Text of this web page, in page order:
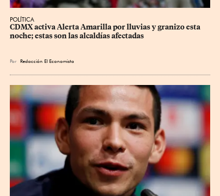
POLÍTICA
CDMX activa Alerta Amarilla por lluvias y granizo esta
noche; estas son las alcaldías afectadas
Por Redacción El Economista